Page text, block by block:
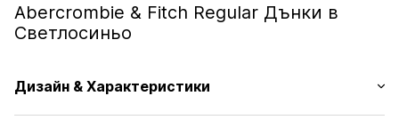
Abercrombie & Fitch Regular Дънки в
Светлосиньо
Дизайн & Характеристики